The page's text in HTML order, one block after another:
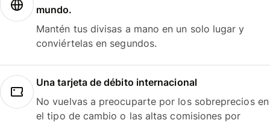
mundo.
Mantén tus divisas a mano en un solo lugar y
conviértelas en segundos.
Una tarjeta de débito internacional
No vuelvas a preocuparte por los sobreprecios en
el tipo de cambio o las altas comisiones por